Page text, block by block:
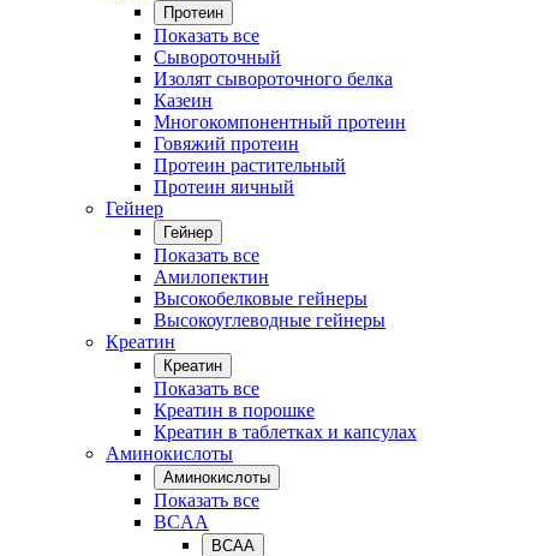
Протеин
Показать все
Сывороточный
Изолят сывороточного белка
Казеин
Многокомпонентный протеин
Говяжий протеин
Протеин растительный
Протеин яичный
Гейнер
Гейнер
Показать все
Амилопектин
Высокобелковые гейнеры
Высокоуглеводные гейнеры
Креатин
Креатин
Показать все
Креатин в порошке
Креатин в таблетках и капсулах
Аминокислоты
Аминокислоты
Показать все
BCAA
BCAA